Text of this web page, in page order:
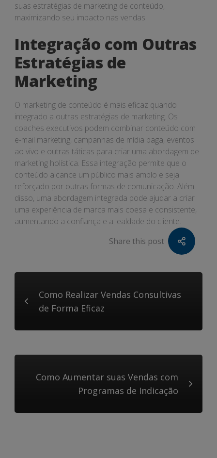
suas estratégias de marketing de conteúdo,
maximizando seu impacto nas vendas.
Integração com Outras
Estratégias de
Marketing
O marketing de conteúdo é mais eficaz quando
integrado a outras estratégias de marketing. Os
coaches executivos podem combinar conteúdo com
e-mail marketing, campanhas de mídia paga, eventos
ao vivo e outras táticas para criar uma abordagem de
marketing holística. Essa integração permite que o
conteúdo alcance um público mais amplo e seja
reforçado por outras formas de comunicação. Além
disso, uma abordagem integrada pode ajudar a criar
uma experiência de marca mais coesa e consistente,
aumentando a confiança e a lealdade do cliente.
Share this post
Como Realizar Vendas Consultivas
de Forma Eficaz
Como Aumentar suas Vendas com
Programas de Indicação